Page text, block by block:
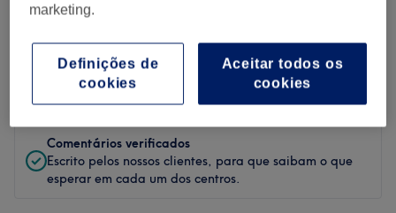
Classificação Filtrar por classificação
Comentários verificados
Escrito pelos nossos clientes, para que saibam o que
esperar em cada um dos centros.
marketing.
Aceitar todos os
cookies
Definições de
cookies